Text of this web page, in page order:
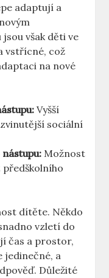
adaptují a
však děti ve
vstřícné, což
na nové
Vyšší
sociální
Možnost
předškolního
dítěte. Někdo
vzletí do
čas a prostor,
jedinečné, a
Důležité